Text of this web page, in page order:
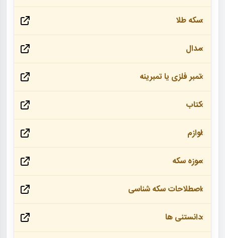
سکه طلا
مدال
تمبر فلزی یا تمبرینه
کتاب
لوازم
موزه سکه
اصطلاحات سکه شناسی
دانستنی ها